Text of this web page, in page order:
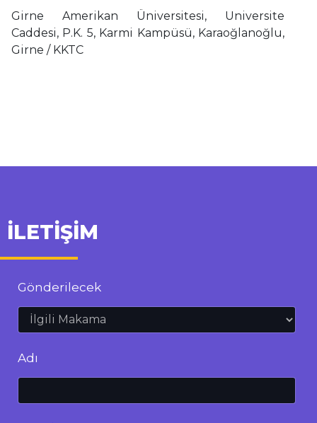
Girne Amerikan Üniversitesi, Universite
Caddesi, P.K. 5, Karmi Kampüsü, Karaoğlanoğlu,
Girne / KKTC
İLETİŞİM
Gönderilecek
Adı